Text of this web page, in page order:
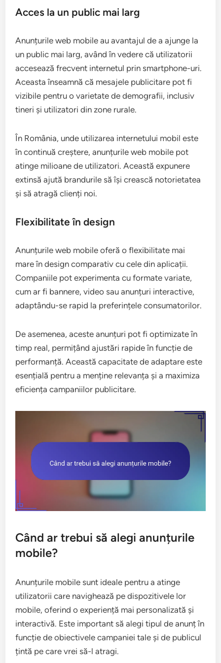
Acces la un public mai larg
Anunțurile web mobile au avantajul de a ajunge la
un public mai larg, având în vedere că utilizatorii
accesează frecvent internetul prin smartphone-uri.
Aceasta înseamnă că mesajele publicitare pot fi
vizibile pentru o varietate de demografii, inclusiv
tineri și utilizatori din zone rurale.
În România, unde utilizarea internetului mobil este
în continuă creștere, anunțurile web mobile pot
atinge milioane de utilizatori. Această expunere
extinsă ajută brandurile să își crească notorietatea
și să atragă clienți noi.
Flexibilitate în design
Anunțurile web mobile oferă o flexibilitate mai
mare în design comparativ cu cele din aplicații.
Companiile pot experimenta cu formate variate,
cum ar fi bannere, video sau anunțuri interactive,
adaptându-se rapid la preferințele consumatorilor.
De asemenea, aceste anunțuri pot fi optimizate în
timp real, permițând ajustări rapide în funcție de
performanță. Această capacitate de adaptare este
esențială pentru a menține relevanța și a maximiza
eficiența campaniilor publicitare.
Când ar trebui să alegi anunțurile
mobile?
Anunțurile mobile sunt ideale pentru a atinge
utilizatorii care navighează pe dispozitivele lor
mobile, oferind o experiență mai personalizată și
interactivă. Este important să alegi tipul de anunț în
funcție de obiectivele campaniei tale și de publicul
țintă pe care vrei să-l atragi.